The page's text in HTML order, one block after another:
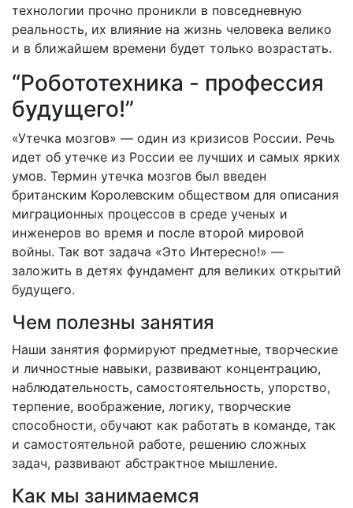
технологии прочно проникли в повседневную
реальность, их влияние на жизнь человека велико
и в ближайшем времени будет только возрастать.
“Робототехника - профессия
будущего!”
«Утечка мозгов» — один из кризисов России. Речь
идет об утечке из России ее лучших и самых ярких
умов. Термин утечка мозгов был введен
британским Королевским обществом для описания
миграционных процессов в среде ученых и
инженеров во время и после второй мировой
войны. Так вот задача «Это Интересно!» —
заложить в детях фундамент для великих открытий
будущего.
Чем полезны занятия
Наши занятия формируют предметные, творческие
и личностные навыки, развивают концентрацию,
наблюдательность, самостоятельность, упорство,
терпение, воображение, логику, творческие
способности, обучают как работать в команде, так
и самостоятельной работе, решению сложных
задач, развивают абстрактное мышление.
Как мы занимаемся